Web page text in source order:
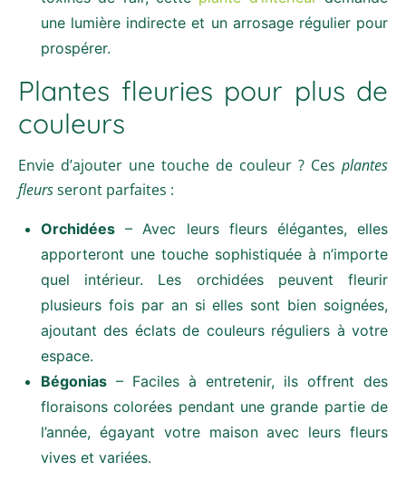
une lumière indirecte et un arrosage régulier pour
prospérer.
Plantes fleuries pour plus de
couleurs
Envie d’ajouter une touche de couleur ? Ces plantes
fleursseront parfaites :
Orchidées – Avec leurs fleurs élégantes, elles
apporteront une touche sophistiquée à n’importe
quel intérieur. Les orchidées peuvent fleurir
plusieurs fois par an si elles sont bien soignées,
ajoutant des éclats de couleurs réguliers à votre
espace.
Bégonias – Faciles à entretenir, ils offrent des
floraisons colorées pendant une grande partie de
l’année, égayant votre maison avec leurs fleurs
vives et variées.